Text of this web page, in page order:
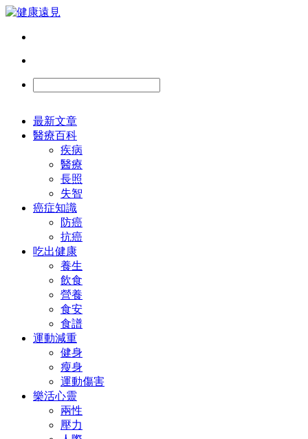
最新文章
醫療百科
疾病
醫療
長照
失智
癌症知識
防癌
抗癌
吃出健康
養生
飲食
營養
食安
食譜
運動減重
健身
瘦身
運動傷害
樂活心靈
兩性
壓力